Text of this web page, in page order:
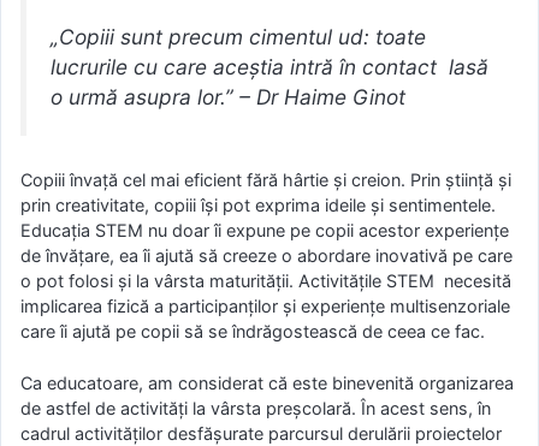
„Copiii sunt precum cimentul ud: toate
lucrurile cu care aceștia intră în contact lasă
o urmă asupra lor.” – Dr Haime Ginot
Copiii învață cel mai eficient fără hârtie și creion. Prin știință și
prin creativitate, copiii își pot exprima ideile și sentimentele.
Educația STEM nu doar îi expune pe copii acestor experiențe
de învățare, ea îi ajută să creeze o abordare inovativă pe care
o pot folosi și la vârsta maturității. Activitățile STEM necesită
implicarea fizică a participanților și experiențe multisenzoriale
care îi ajută pe copii să se îndrăgostească de ceea ce fac.
Ca educatoare, am considerat că este binevenită organizarea
de astfel de activități la vârsta preșcolară. În acest sens, în
cadrul activităților desfășurate parcursul derulării proiectelor